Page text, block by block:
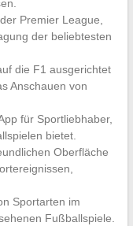
Premier League,
der beliebtesten
die F1 ausgerichtet
Anschauen von
für Sportliebhaber,
bietet.
Oberfläche
Sportarten im
Fußballspiele.